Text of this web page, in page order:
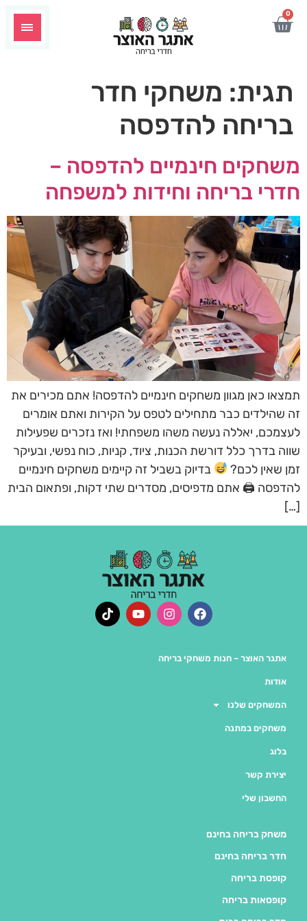
לתוכן
0
תגית: משחקי חדר
בריחה להדפסה
משחקים חינמיים להדפסה –
חדרי בריחה וחידות למשפחה
תמצאו כאן מגוון משחקים חינמיים להדפסה! אתם מכירים את
זה שהילדים כבר מתחילים לטפס על הקירות ואתם אומרים
לעצמכם, יאללה נעשה משהו משפחתי! ואז נזכרים שפעילות
שווה בדרך כלל דורשת הכנות, ציוד, קניות, כוח נפשי, ובעיקר
זמן שאין לכם?
בדיוק בשביל זה קיימים משחקים חינמיים
להדפסה 🖨 אתם מדפיסים, מסדרים שתי דקות, ופתאום הבית
[…]
אתגר האוצר – חנות משחקי בריחה
אודות
המשחקים שלנו
משחקים במתנה
בלוג
יצירת קשר
החשבון שלי
משחק בריחה בחינם
חדר בריחה בחינם
קופסת בריחה
קופסאות בריחה